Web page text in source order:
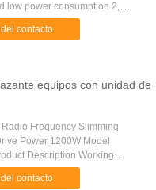
low power consumption 2,
voltage and micro current 3,
contacto
equipos con unidad de
Frequency Slimming
Power 1200W Model
Description Working
Hair Removal,it’s a
of hair removal which ...
contacto